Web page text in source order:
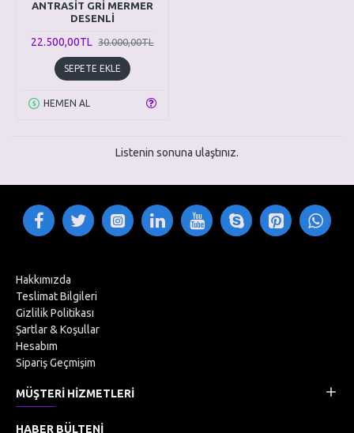
ANTRASİT GRİ MERMER
DESENLİ
22.500,00TL 30.000,00TL
SEPETE EKLE
HEMEN AL
Listenin sonuna ulaştınız.
Hakkımızda
Teslimat Bilgileri
Gizlilik Politikası
Şartlar & Koşullar
Hesabım
Sipariş Geçmişim
MÜŞTERI HIZMETLERI
HABER BÜLTENI